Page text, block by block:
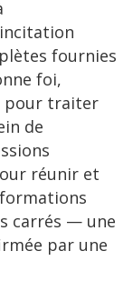
fournies
foi,
pour traiter
de
réunir et
carrés — une
par une